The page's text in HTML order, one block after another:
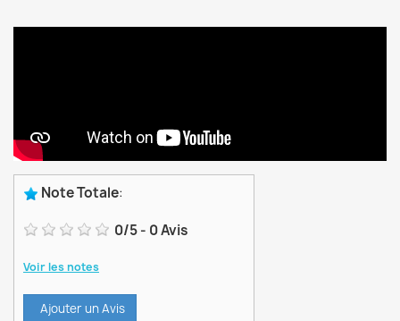
Note Totale:
0/5- 0Avis
Voir les notes
Ajouter un Avis